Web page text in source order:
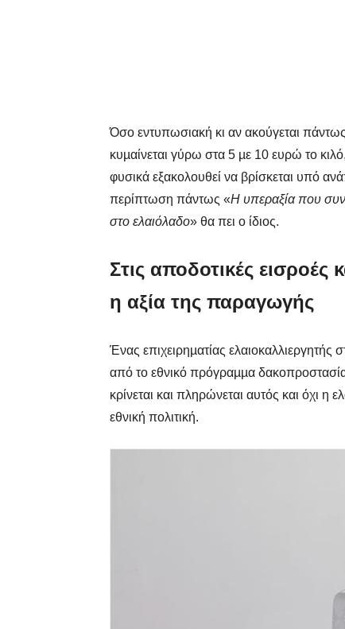
Όσο εντυπωσιακή κι αν ακούγεται
κυµαίνεται γύρω στα 5 µε 10 ευρώ το
φυσικά εξακολουθεί να βρίσκεται υπό
περίπτωση πάντως «Η υπεραξία που
στο ελαιόλαδο» θα πει ο ίδιος.
Στις αποδοτικές εισροές
η αξία της παραγωγής
Ένας επιχειρηµατίας
από το εθνικό πρόγραµµα
κρίνεται και πληρώνεται αυτός και όχι η
εθνική πολιτική.